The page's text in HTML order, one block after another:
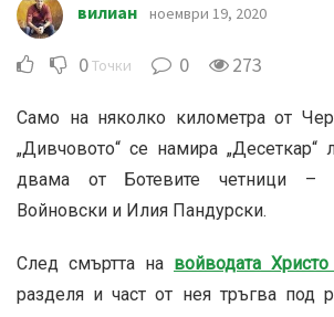
вилиан ноември 19, 2020
0Точки 0 273
Само на няколко километра от
„Дивчовото“ се намира „Десеткар“
двама от Ботевите четници –
Войновски и Илия Пандурски.
След смъртта на войводата
разделя и част от нея тръгва под